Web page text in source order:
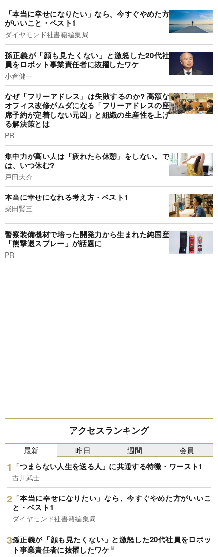
「本当に幸せになりたい」なら、今すぐやめた方
がいいこと・ベスト1
ダイヤモンド社書籍編集局
孫正義が「顔も見たくない」と激怒した20代社
員をロボット事業責任者に抜擢したワケ
小倉健一
なぜ「フリーアドレス」は失敗するのか? 高額な
オフィス改修がムダになる「フリーアドレスの座
席予約が定着しない元凶」と組織の生産性を上げ
る解決策とは
PR
集中力が高い人は「疲れたら休憩」をしない。で
は、いつ休む?
戸田大介
本当に幸せになれる考え方・ベスト1
柴田賢三
警察装備機材で培った開発力から生まれた純国産
「熊撃退スプレー」が話題に
PR
アクセスランキング
最新
「つまらない人生を送る人」に共通する特徴・ワースト1
古川武士
「本当に幸せになりたい」なら、今すぐやめた方がいいこ
と・ベスト1
ダイヤモンド社書籍編集局
孫正義が「顔も見たくない」と激怒した20代社員をロボッ
ト事業責任者に抜擢したワケ
昨日 週間 会員